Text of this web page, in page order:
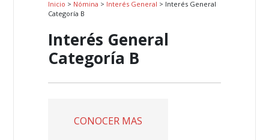
Inicio > Nómina > Interés General > Interés General
Categoría B
Interés General
Categoría B
CONOCER MAS